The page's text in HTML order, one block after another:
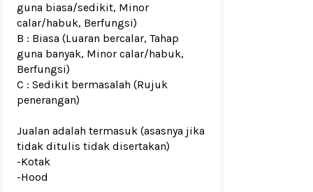
guna biasa/sedikit, Minor
calar/habuk, Berfungsi)
B : Biasa (Luaran bercalar, Tahap
guna banyak, Minor calar/habuk,
Berfungsi)
C : Sedikit bermasalah (Rujuk
penerangan)
Jualan adalah termasuk (asasnya jika
tidak ditulis tidak disertakan)
-Kotak
-Hood